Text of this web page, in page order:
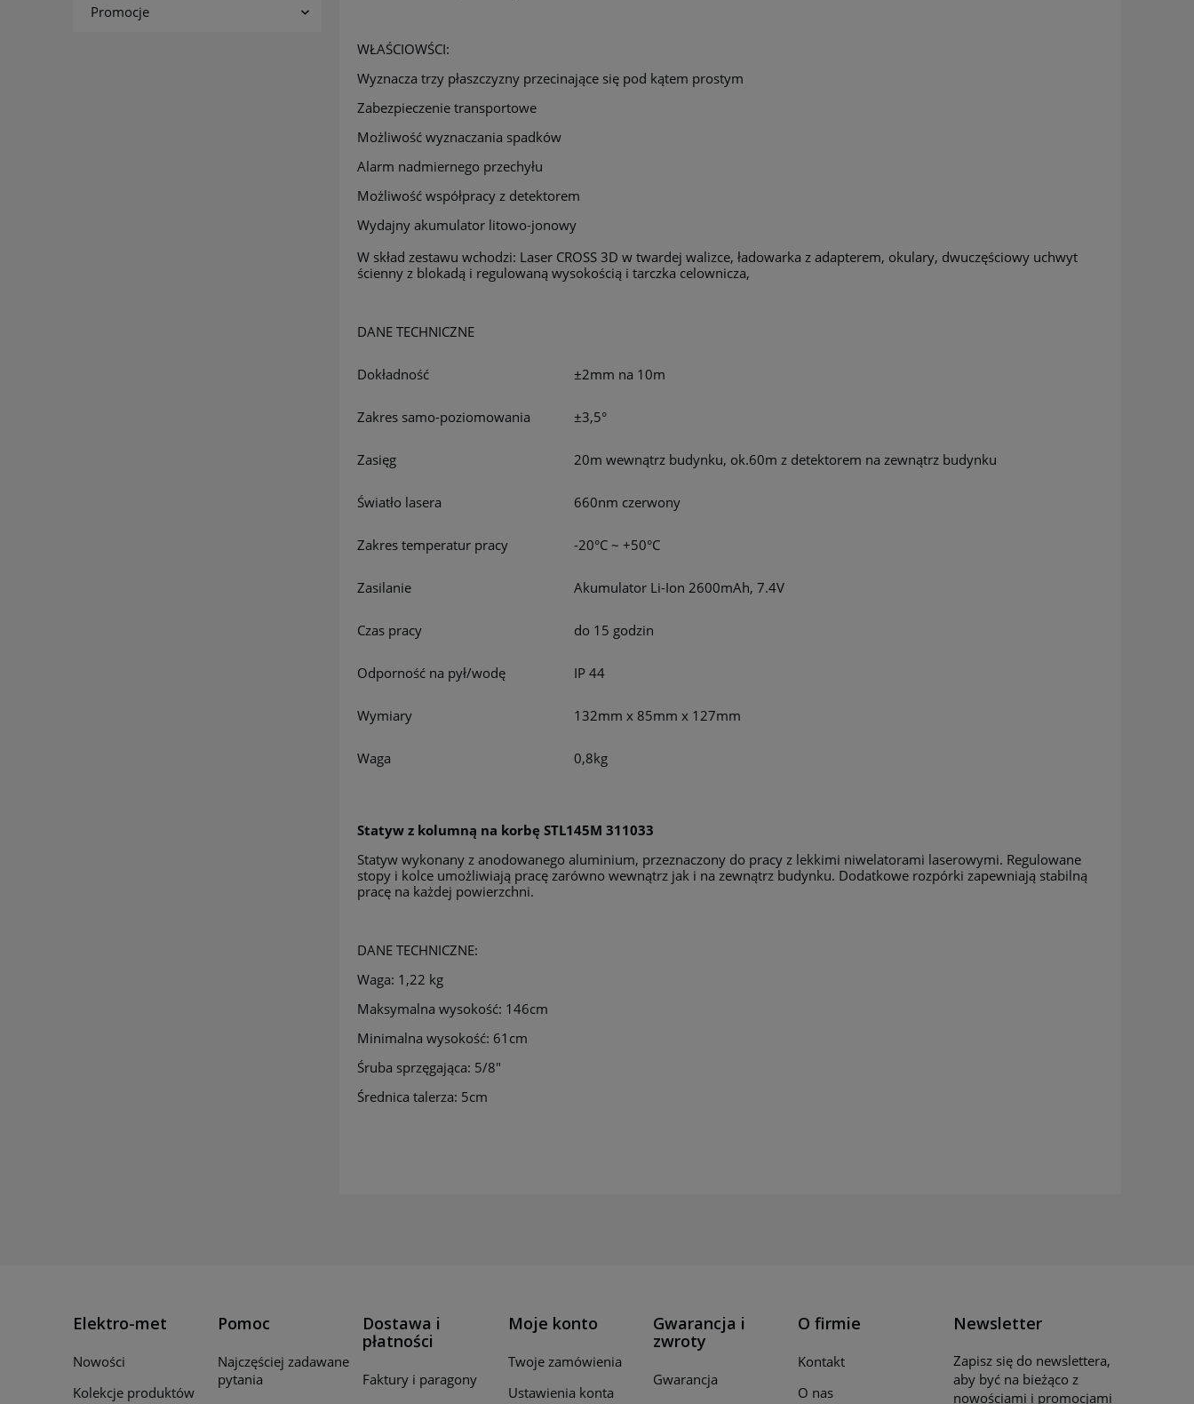
Promocje
WŁAŚCIOWŚCI:
Wyznacza trzy płaszczyzny przecinające się pod kątem prostym
Zabezpieczenie transportowe
Możliwość wyznaczania spadków
Alarm nadmiernego przechyłu
Możliwość współpracy z detektorem
Wydajny akumulator litowo-jonowy
W skład zestawu wchodzi: Laser CROSS 3D w twardej walizce, ładowarka z adapterem, okulary, dwuczęściowy uchwyt
ścienny z blokadą i regulowaną wysokością i tarczka celownicza,
DANE TECHNICZNE
Dokładność ±2mm na 10m
Zakres samo-poziomowania ±3,5°
Zasięg 20m wewnątrz budynku, ok.60m z detektorem na zewnątrz budynku
Światło lasera 660nm czerwony
Zakres temperatur pracy -20°C ~ +50°C
Zasilanie Akumulator Li-Ion 2600mAh, 7.4V
Czas pracy do 15 godzin
Odporność na pył/wodę IP 44
Wymiary 132mm x 85mm x 127mm
Waga 0,8kg
Statyw z kolumną na korbę STL145M 311033
Statyw wykonany z anodowanego aluminium, przeznaczony do pracy z lekkimi niwelatorami laserowymi. Regulowane
stopy i kolce umożliwiają pracę zarówno wewnątrz jak i na zewnątrz budynku. Dodatkowe rozpórki zapewniają stabilną
pracę na każdej powierzchni.
DANE TECHNICZNE:
Waga: 1,22 kg
Maksymalna wysokość: 146cm
Minimalna wysokość: 61cm
Śruba sprzęgająca: 5/8"
Średnica talerza: 5cm
Elektro-met
Nowości
Kolekcje produktów
Pomoc
Najczęściej zadawane
pytania
Dostawa i
płatności
Faktury i paragony
Moje konto
Twoje zamówienia
Ustawienia konta
Gwarancja i
zwroty
Gwarancja
O firmie
Kontakt
O nas
Newsletter
Zapisz się do newslettera,
aby być na bieżąco z
nowościami i promocjami